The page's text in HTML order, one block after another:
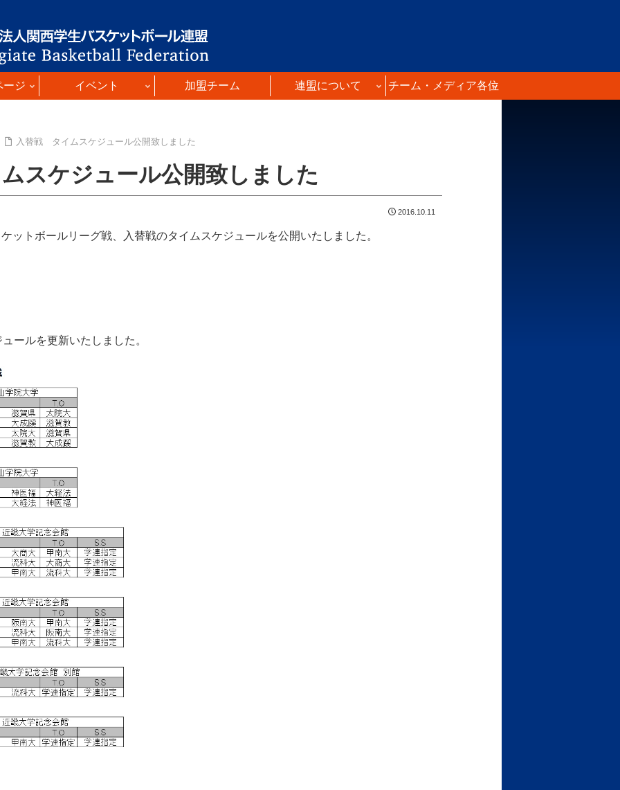
ージ イベント 加盟チーム 連盟について チーム・メディア各位
入替戦 タイムスケジュール公開致しました
スケジュール公開致しました
2016.10.11
ットボールリーグ戦、入替戦のタイムスケジュールを公開いたしました。
ールを更新いたしました。